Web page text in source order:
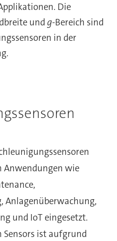
Die
und g-Bereich sind
in der
Anwendungen wie
Anlagenüberwachung,
und IoT eingesetzt.
Sensors ist aufgrund